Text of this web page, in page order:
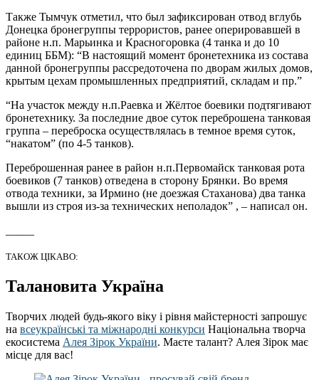
Также Тымчук отметил, что был зафиксирован отвод вглубь
Донецка бронегруппы террористов, ранее оперировавшей в
районе н.п. Марьинка и Красногоровка (4 танка и до 10
единиц ББМ): “В настоящий момент бронетехника из состава
данной бронегруппы рассредоточена по дворам жилых домов,
крытым цехам промышленных предприятий, складам и пр.”
“На участок между н.п.Раевка и Жёлтое боевики подтягивают
бронетехнику. За последние двое суток переброшена танковая
группа – переброска осуществлялась в темное время суток,
“накатом” (по 4-5 танков).
Переброшенная ранее в район н.п.Первомайск танковая рота
боевиков (7 танков) отведена в сторону Брянки. Во время
отвода техники, за Ирмино (не доезжая Стаханова) два танка
вышли из строя из-за технических неполадок” , – написал он.
ТАКОЖ ЦІКАВО:
Талановита Україна
Творчих людей будь-якого віку і рівня майстерності запрошує
на всеукраїнські та міжнародні конкурси Національна творча
екосистема Алея Зірок України. Маєте талант? Алея Зірок має
місце для вас!